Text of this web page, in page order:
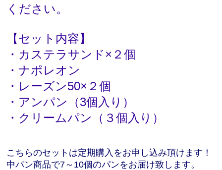
ください。
【セット内容】
・カステラサンド×２個
・ナポレオン
・レーズン50×２個
・アンパン（3個入り）
・クリームパン（３個入り）
こちらのセットは定期購入をお申し込み頂けます！
中パン商品で7～10個のパンをお届け致します。